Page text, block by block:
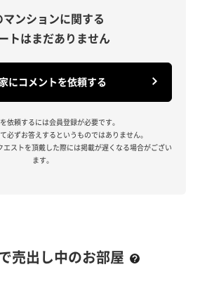
マンションに関する
トはまだありません
にコメントを依頼する
依頼するには会員登録が必要です。
必ずお答えするというものではありません。
ストを頂戴した際には掲載が遅くなる場合がござい
ます。
売出し中のお部屋